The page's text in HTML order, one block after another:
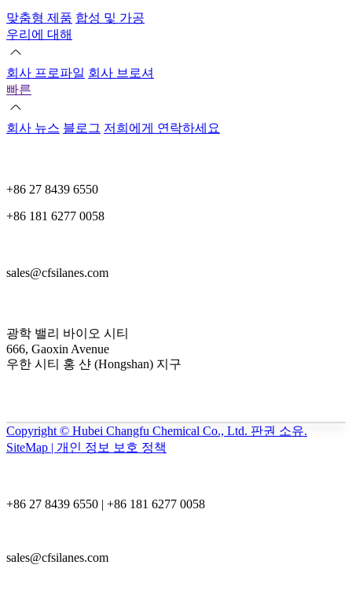
맞춤형 제품 합성 및 가공
우리에 대해
회사 프로파일 회사 브로셔
빠른
회사 뉴스 블로그 저희에게 연락하세요
+86 27 8439 6550
+86 181 6277 0058
sales@cfsilanes.com
광학 밸리 바이오 시티
666, Gaoxin Avenue
우한 시티 홍 샨 (Hongshan) 지구
Copyright © Hubei Changfu Chemical Co., Ltd. 판권 소유.
SiteMap | 개인 정보 보호 정책
+86 27 8439 6550 | +86 181 6277 0058
sales@cfsilanes.com